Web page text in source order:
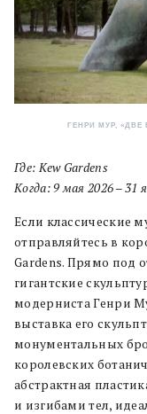
ГЕНРИ МУР,
Где: Kew Gardens
Когда: 9 мая 2026 – 31
Если классические
отправляйтесь в
Gardens. Прямо под
гигантские
модерниста Генри
выставка его
монументальных
королевских
абстрактная
и изгибами тел,